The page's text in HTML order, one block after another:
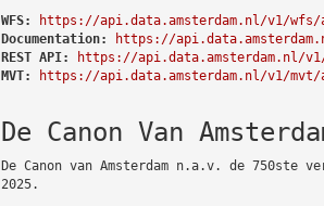
WFS:
https://api.data.amsterdam.nl/v1/
Documentation:
https://
REST API:
https://api.data.amsterdam.nl/
MVT:
https://api.data.amsterdam.nl/v1/
De Canon Van
De Canon van Amsterdam n.a.v. de 750ste
2025.